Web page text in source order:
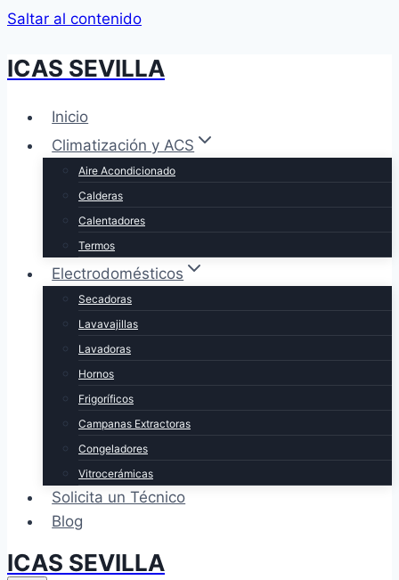
Saltar al contenido
ICAS SEVILLA
Inicio
Climatización y ACS
Aire Acondicionado
Calderas
Calentadores
Termos
Electrodomésticos
Secadoras
Lavavajillas
Lavadoras
Hornos
Frigoríficos
Campanas Extractoras
Congeladores
Vitrocerámicas
Solicita un Técnico
Blog
ICAS SEVILLA